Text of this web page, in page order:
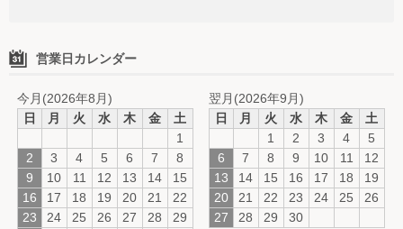
営業日カレンダー
今月(2026年8月)
日
月 火 水 木 金
土
1
2
3 4 5 6 7
8
9
10 11 12 13 14
15
16
17 18 19 20 21
22
23
24 25 26 27 28
29
翌月(2026年9月)
日
月 火 水 木 金
土
1
2 3 4
5
6
7 8 9 10 11
12
13
14 15 16 17 18
19
20
21 22 23 24 25
26
27
28 29
30